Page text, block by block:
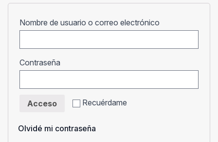
Nombre de usuario o correo electrónico
Contraseña
Recuérdame
Acceso
Olvidé mi contraseña